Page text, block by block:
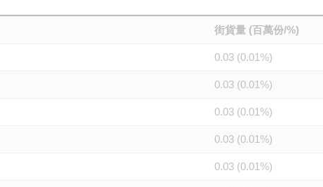
街貨量 (百萬份/%)
0.03 (0.01%)
0.03 (0.01%)
0.03 (0.01%)
0.03 (0.01%)
0.03 (0.01%)